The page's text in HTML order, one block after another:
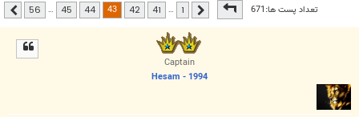
تعداد پست ها:671
صفحه43 از56 قبلی …
41
42
43
44
45
…
56 بعدی
Captain
Hesam - 1994